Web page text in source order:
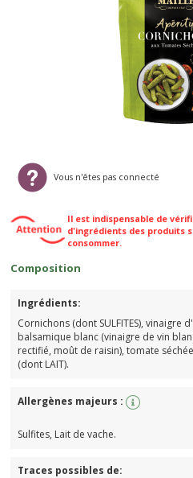
Vous n'êtes pas connecté
Il est indispensable de
d'ingrédients des produits
consommer.
Composition
Ingrédients:
Cornichons (dont SULFITES), vinaigre
balsamique blanc (vinaigre de vin
rectifié, moût de raisin), tomate
(dont LAIT).
Allergènes majeurs :
Sulfites, Lait de vache.
Traces possibles de: